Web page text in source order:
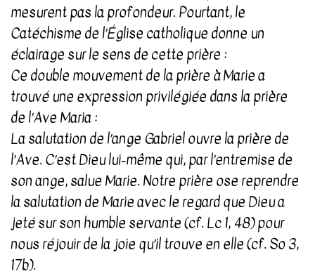
mesurent pas la profondeur. Pourtant, le
Catéchisme de l’Église catholique donne un
éclairage sur le sens de cette prière :
Ce double mouvement de la prière à Marie a
trouvé une expression privilégiée dans la prière
de l’Ave Maria :
La salutation de l’ange Gabriel ouvre la prière de
l’Ave. C’est Dieu lui-même qui, par l’entremise de
son ange, salue Marie. Notre prière ose reprendre
la salutation de Marie avec le regard que Dieu a
jeté sur son humble servante (cf. Lc 1, 48) pour
nous réjouir de la joie qu’il trouve en elle (cf. So 3,
17b).